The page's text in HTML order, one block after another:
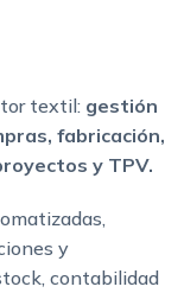
textil: gestión
fabricación,
y TPV.
y
contabilidad